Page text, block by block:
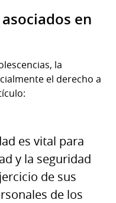
en
la
el derecho a
es vital para
y la seguridad
de sus
de los